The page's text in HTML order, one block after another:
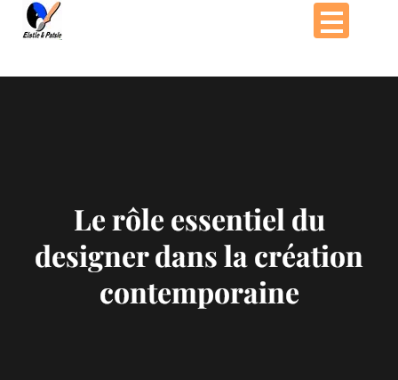
Passer
Le rôle essentiel du
designer dans la création
contemporaine